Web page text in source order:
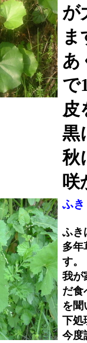
が
ま
あ
で
皮
黒
秋
咲
ふき
ふき
多年
す。
我が
だ食
を聞
下処
今度